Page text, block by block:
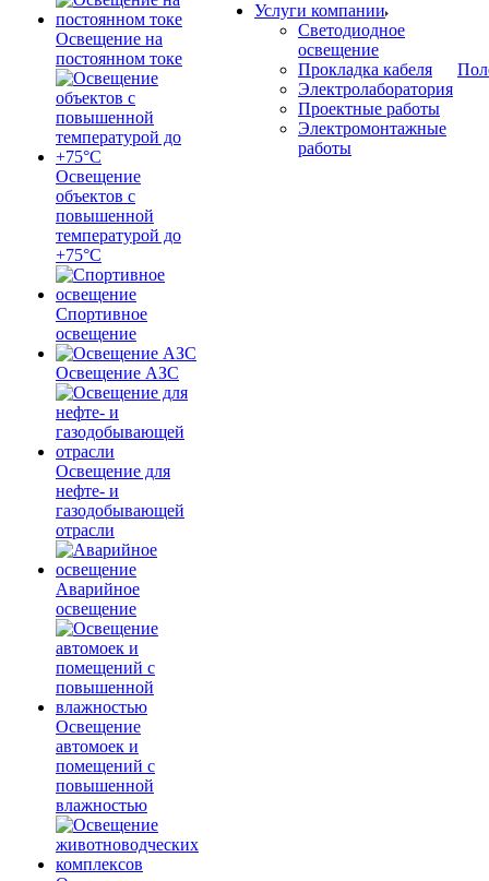
Освещение на
постоянном токе
Освещение
объектов с
повышенной
температурой до
+75°C
Спортивное
освещение
Освещение АЗС
Освещение для
нефте- и
газодобывающей
отрасли
Аварийное
освещение
Освещение
автомоек и
помещений с
повышенной
влажностью
Услуги компании
Светодиодное
освещение
Прокладка кабеля
Электролаборатория
Проектные работы
Электромонтажные
работы